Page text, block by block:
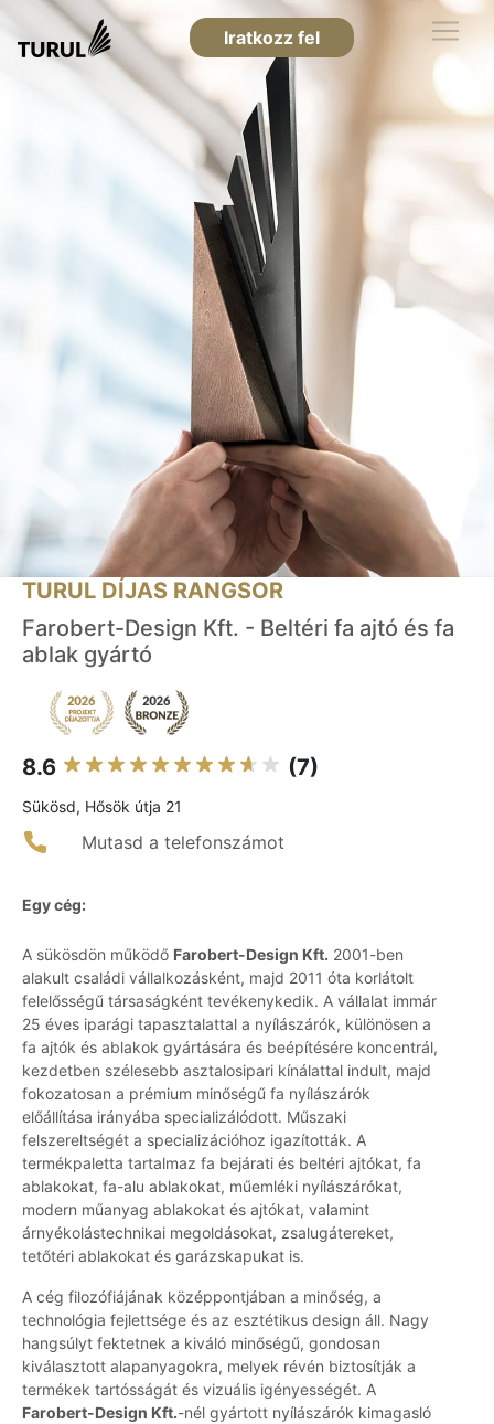
Iratkozz fel
TURUL DÍJAS RANGSOR
Farobert-Design Kft. - Beltéri fa ajtó és fa
ablak gyártó
8.6 (7)
Sükösd, Hősök útja 21
Mutasd a telefonszámot
Egy cég:
A sükösdön működő Farobert-Design Kft. 2001-ben
alakult családi vállalkozásként, majd 2011 óta korlátolt
felelősségű társaságként tevékenykedik. A vállalat immár
25 éves iparági tapasztalattal a nyílászárók, különösen a
fa ajtók és ablakok gyártására és beépítésére koncentrál,
kezdetben szélesebb asztalosipari kínálattal indult, majd
fokozatosan a prémium minőségű fa nyílászárók
előállítása irányába specializálódott. Műszaki
felszereltségét a specializációhoz igazították. A
termékpaletta tartalmaz fa bejárati és beltéri ajtókat, fa
ablakokat, fa-alu ablakokat, műemléki nyílászárókat,
modern műanyag ablakokat és ajtókat, valamint
árnyékolástechnikai megoldásokat, zsalugátereket,
tetőtéri ablakokat és garázskapukat is.
A cég filozófiájának középpontjában a minőség, a
technológia fejlettsége és az esztétikus design áll. Nagy
hangsúlyt fektetnek a kiváló minőségű, gondosan
kiválasztott alapanyagokra, melyek révén biztosítják a
termékek tartósságát és vizuális igényességét. A
Farobert-Design Kft.-nél gyártott nyílászárók kimagasló